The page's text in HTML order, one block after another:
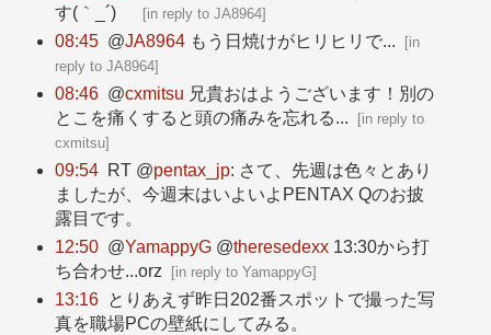
す(｀_´)ゞ
[in reply to JA8964]
08:45 @JA8964もう日焼けがヒリヒリで... [in
reply to JA8964]
08:46 @cxmitsu 兄貴おはようございます！別の
とこを痛くすると頭の痛みを忘れる... [in reply to
cxmitsu]
09:54 RT @pentax_jp: さて、先週は色々とあり
ましたが、今週末はいよいよPENTAX Qのお披
露目です。
12:50 @YamappyG@theresedexx13:30から打
ち合わせ...orz[in reply to YamappyG]
13:16
とりあえず昨日202番スポットで撮った写
真を職場PCの壁紙にしてみる。